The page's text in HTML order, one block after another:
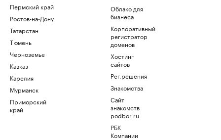
Пермский край
Ростов-на-Дону
Татарстан
Тюмень
Черноземье
Кавказ
Карелия
Мурманск
Приморский
край
Облако для
бизнеса
Корпоративный
регистратор
доменов
Хостинг
сайтов
Рег.решения
Знакомства
Сайт
знакомств
podbor.ru
РБК
Компании